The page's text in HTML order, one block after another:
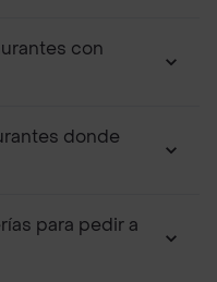
con
donde
para pedir a